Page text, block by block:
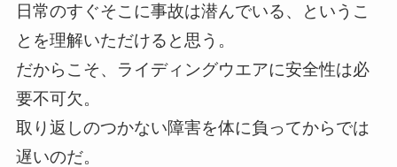
日常のすぐそこに事故は潜んでいる、というこ
とを理解いただけると思う。
だからこそ、ライディングウエアに安全性は必
要不可欠。
取り返しのつかない障害を体に負ってからでは
遅いのだ。